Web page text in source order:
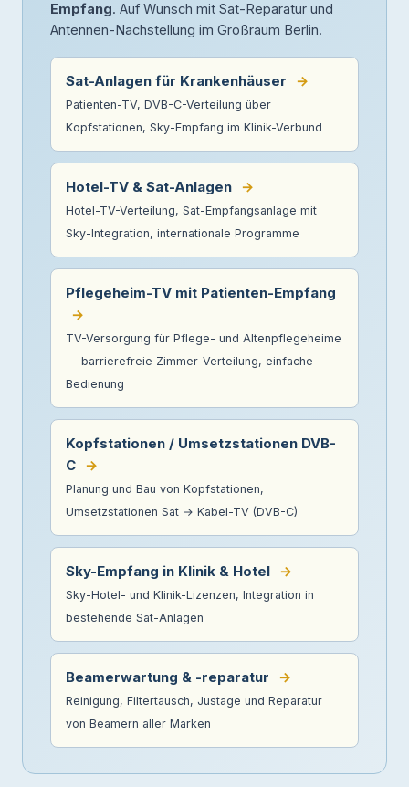
Empfang. Auf Wunsch mit Sat-Reparatur und
Antennen-Nachstellung im Großraum Berlin.
Sat-Anlagen für Krankenhäuser →
Patienten-TV, DVB-C-Verteilung über
Kopfstationen, Sky-Empfang im Klinik-Verbund
Hotel-TV & Sat-Anlagen →
Hotel-TV-Verteilung, Sat-Empfangsanlage mit
Sky-Integration, internationale Programme
Pflegeheim-TV mit Patienten-Empfang
→
TV-Versorgung für Pflege- und Altenpflegeheime
— barrierefreie Zimmer-Verteilung, einfache
Bedienung
Kopfstationen / Umsetzstationen DVB-
C →
Planung und Bau von Kopfstationen,
Umsetzstationen Sat → Kabel-TV (DVB-C)
Sky-Empfang in Klinik & Hotel →
Sky-Hotel- und Klinik-Lizenzen, Integration in
bestehende Sat-Anlagen
Beamerwartung & -reparatur →
Reinigung, Filtertausch, Justage und Reparatur
von Beamern aller Marken